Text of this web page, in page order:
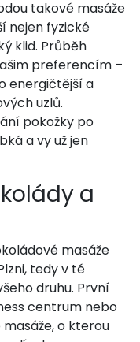
takové masáže
nejen fyzické
klid. Průběh
preferencím –
energičtější a
uzlů.
pokožky po
a vy už jen
a
masáže
tedy v té
druhu. První
centrum nebo
o kterou